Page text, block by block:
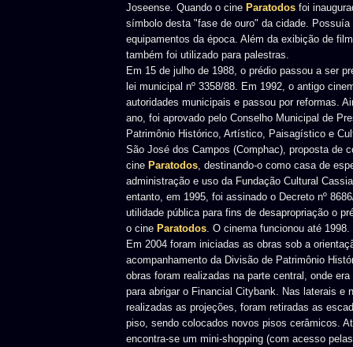
Joseense. Quando o cine Paratodos foi
símbolo desta "fase de ouro" da cidade.
equipamentos da época. Além da exibição de
também foi utilizado para palestras.
Em 15 de julho de 1988, o prédio passou a ser
lei municipal nº 3358/88. Em 1992, o antigo
autoridades municipais e passou por reformas.
ano, foi aprovado pelo Conselho Municipal de
Patrimônio Histórico, Artístico, Paisagístico e
São José dos Campos (Comphac), proposta de
cine Paratodos , destinando-o como casa de
administração e uso da Fundação Cultural
entanto, em 1995, foi assinado o Decreto nº
utilidade pública para fins de desapropriação o
o cine Paratodos . O cinema funcionou até 1998.
Em 2004 foram iniciadas as obras sob a
acompanhamento da Divisão de Patrimônio
obras foram realizadas na parte central, onde
para abrigar o Financial Citybank. Nas laterais e
realizadas as projeções, foram retiradas as
piso, sendo colocados novos pisos cerâmicos.
encontra-se um mini-shopping (com acesso